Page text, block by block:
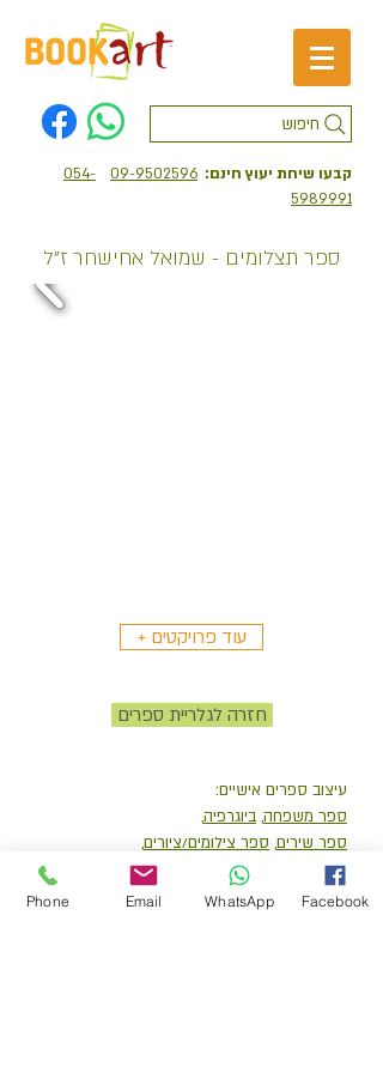
חיפוש
קבעו שיחת יעוץ חינם: 09-9502596
054-
5989991
ספר תצלומים - שמואל אחישחר ז"ל
עוד פרויקטים +
חזרה לגלריית ספרים
עיצוב ספרים אישיים:
ספר משפחה, ביוגרפיה,
ספר שירים, ספר צילומים/ציורים,
ספר ילדים
ספר מתכונים ספר זיכרון/הנצחה
ספר עיון
פרוזה, ספר מסע, ועוד Phone Email WhatsApp Facebook